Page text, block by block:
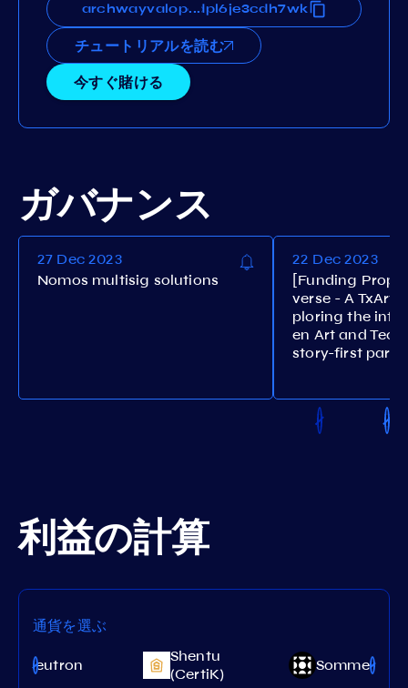
...
チュートリアルを読む
今すぐ賭ける
ガバナンス
27 Dec 2023
Nomos multisig solutions
22 Dec 2023
[Funding
verse - A TxArt
ploring the
en Art and
story-first
利益の計算
通貨を選ぶ
Neutron
Shentu
(CertiK)
Sommelier